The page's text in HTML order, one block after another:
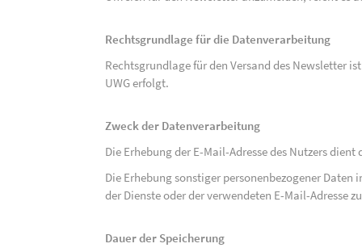
Rechtsgrundlage für die Datenverarbeitung
Rechtsgrundlage für den Versand des Newsletter ist
UWG erfolgt.
Zweck der Datenverarbeitung
Die Erhebung der E-Mail-Adresse des Nutzers
Die Erhebung sonstiger personenbezogener
der Dienste oder der verwendeten E-Mail-Adresse
Dauer der Speicherung